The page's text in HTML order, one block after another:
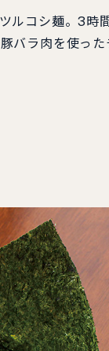
ルコシ麺。3時
バラ肉を使っ